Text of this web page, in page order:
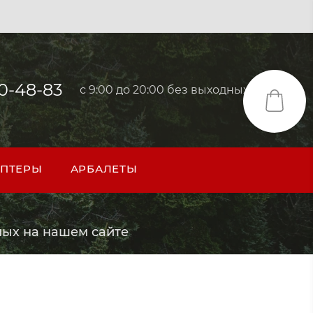
48-83 с 9:00 до 20:00 без выходных
АРБАЛЕТЫ
на нашем сайте